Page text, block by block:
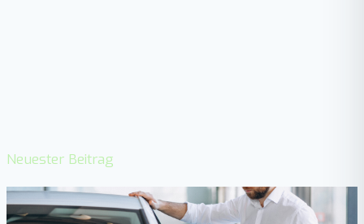
Neuester Beitrag